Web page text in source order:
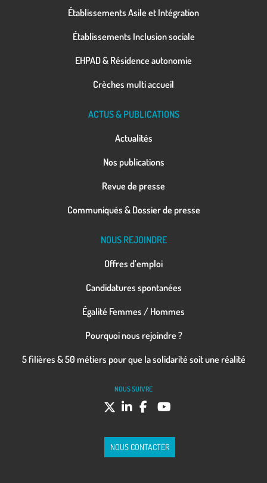
Établissements Asile et Intégration
Établissements Inclusion sociale
EHPAD & Résidence autonomie
Crèches multi accueil
ACTUS & PUBLICATIONS
Actualités
Nos publications
Revue de presse
Communiqués & Dossier de presse
NOUS REJOINDRE
Offres d’emploi
Candidatures spontanées
Égalité Femmes / Hommes
Pourquoi nous rejoindre ?
5 filières & 50 métiers pour que la solidarité soit une réalité
NOUS SUIVRE
NOUS CONTACTER